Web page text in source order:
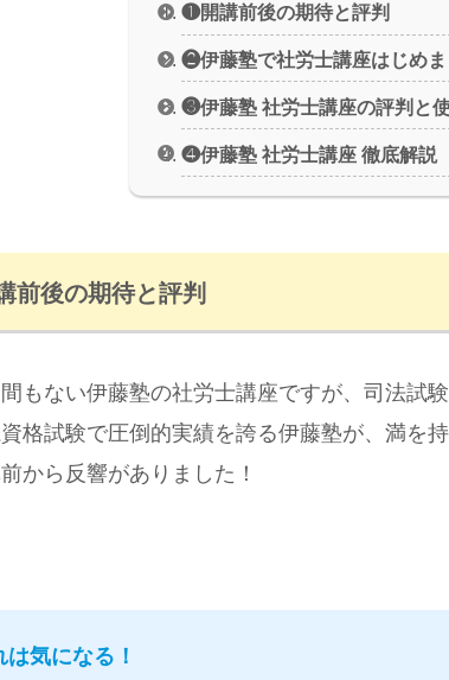
❶開講前後の期待と評判
❷伊藤塾で社労士講座はじめま
❸伊藤塾 社労士講座の評判と
❹伊藤塾 社労士講座 徹底解説
前後の期待と評判
もない伊藤塾の社労士講座ですが、司法試
格試験で圧倒的実績を誇る伊藤塾が、満を
から反響がありました！
は気になる！